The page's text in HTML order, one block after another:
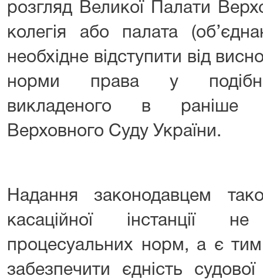
розгляд Великої Палати
колегія або палата
необхідне відступити від
норми права у
викладеного в раніше
Верховного Суду України.
Надання законодавцем
касаційної інстанції
процесуальних норм, а є
забезпечити єдність